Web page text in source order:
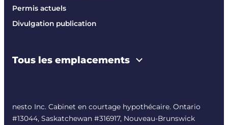
Permis actuels
Divulgation publication
Tous les emplacements
nesto Inc. Cabinet en courtage hypothécaire. Ontario
#13044, Saskatchewan #316917, Nouveau-Brunswick